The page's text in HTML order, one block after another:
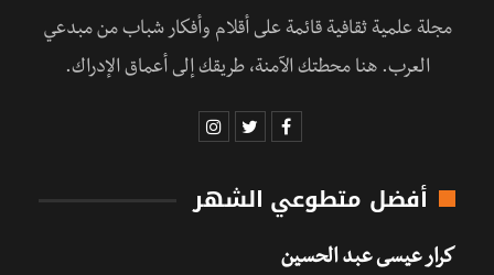
مجلة علمية ثقافية قائمة على أقلام وأفكار شباب من مبدعي
العرب. هنا محطتك الآمنة، طريقك إلى أعماق الإدراك.
أفضل متطوعي الشهر
كرار عيسى عبد الحسين